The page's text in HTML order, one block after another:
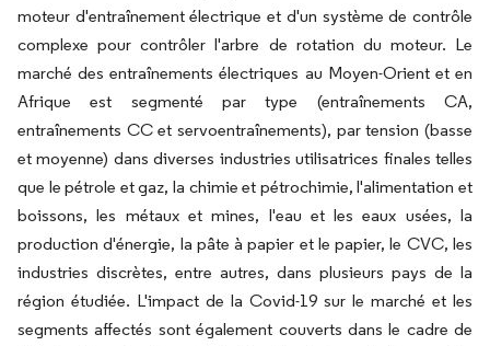
moteur d'entraînement électrique et d'un système de contrôle
complexe pour contrôler l'arbre de rotation du moteur. Le
marché des entraînements électriques au Moyen-Orient et en
Afrique est segmenté par type (entraînements CA,
entraînements CC et servoentraînements), par tension (basse
et moyenne) dans diverses industries utilisatrices finales telles
que le pétrole et gaz, la chimie et pétrochimie, l'alimentation et
boissons, les métaux et mines, l'eau et les eaux usées, la
production d'énergie, la pâte à papier et le papier, le CVC, les
industries discrètes, entre autres, dans plusieurs pays de la
région étudiée. L'impact de la Covid-19 sur le marché et les
segments affectés sont également couverts dans le cadre de